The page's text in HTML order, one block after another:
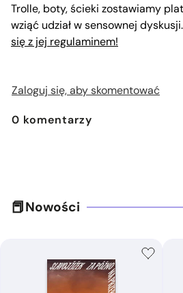
Trolle, boty, ścieki zostawiamy
wziąć udział w sensownej dyskusji.
się z jej regulaminem!
Zaloguj się, aby skomentować
0 komentarzy
Nowości